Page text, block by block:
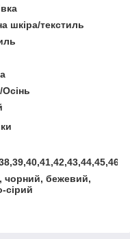
шкіра/текстиль
чорний, бежевий,
сірий